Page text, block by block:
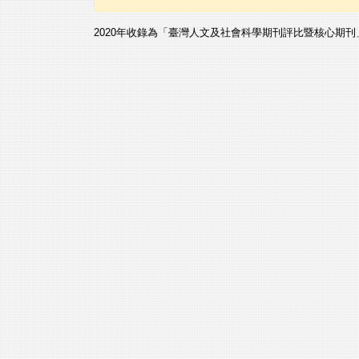
2020年收錄為「臺灣人文及社會科學期刊評比暨核心期刊